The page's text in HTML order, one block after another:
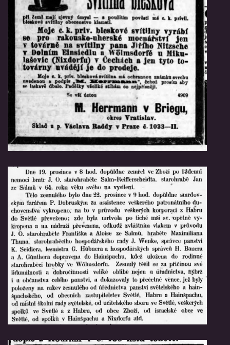
KONTAKT
KNIHA MIKULÁŠOVICE - NIXDORF
© 2026 eStránky.cz |RSS